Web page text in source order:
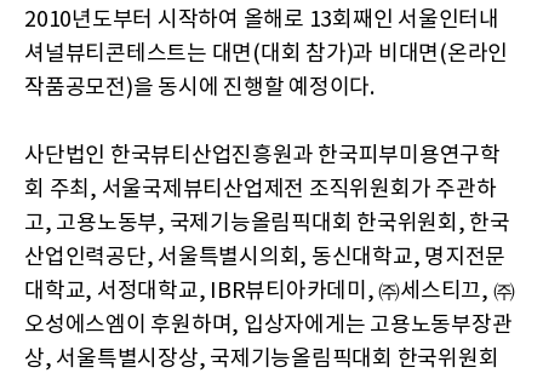
2010년도부터 시작하여 올해로 13회째인 서울인터내
셔널뷰티콘테스트는 대면(대회 참가)과 비대면(온라인
작품공모전)을 동시에 진행할 예정이다.
사단법인 한국뷰티산업진흥원과 한국피부미용연구학
회 주최, 서울국제뷰티산업제전 조직위원회가 주관하
고, 고용노동부, 국제기능올림픽대회 한국위원회, 한국
산업인력공단, 서울특별시의회, 동신대학교, 명지전문
대학교, 서정대학교, IBR뷰티아카데미, ㈜세스티끄, ㈜
오성에스엠이 후원하며, 입상자에게는 고용노동부장관
상, 서울특별시장상, 국제기능올림픽대회 한국위원회